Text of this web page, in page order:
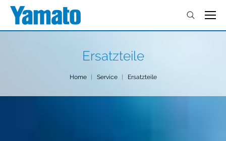
Ersatzteile
Home Service Ersatzteile